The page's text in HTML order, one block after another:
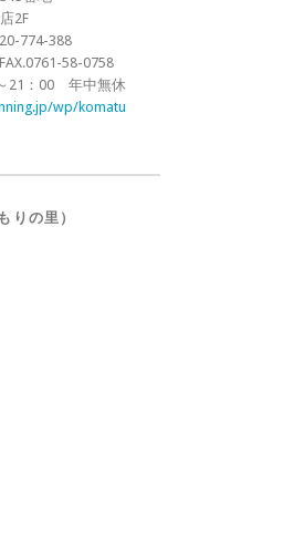
2F
774-388
58-0758
21：00 年中無休
wp/komatu
りの里）